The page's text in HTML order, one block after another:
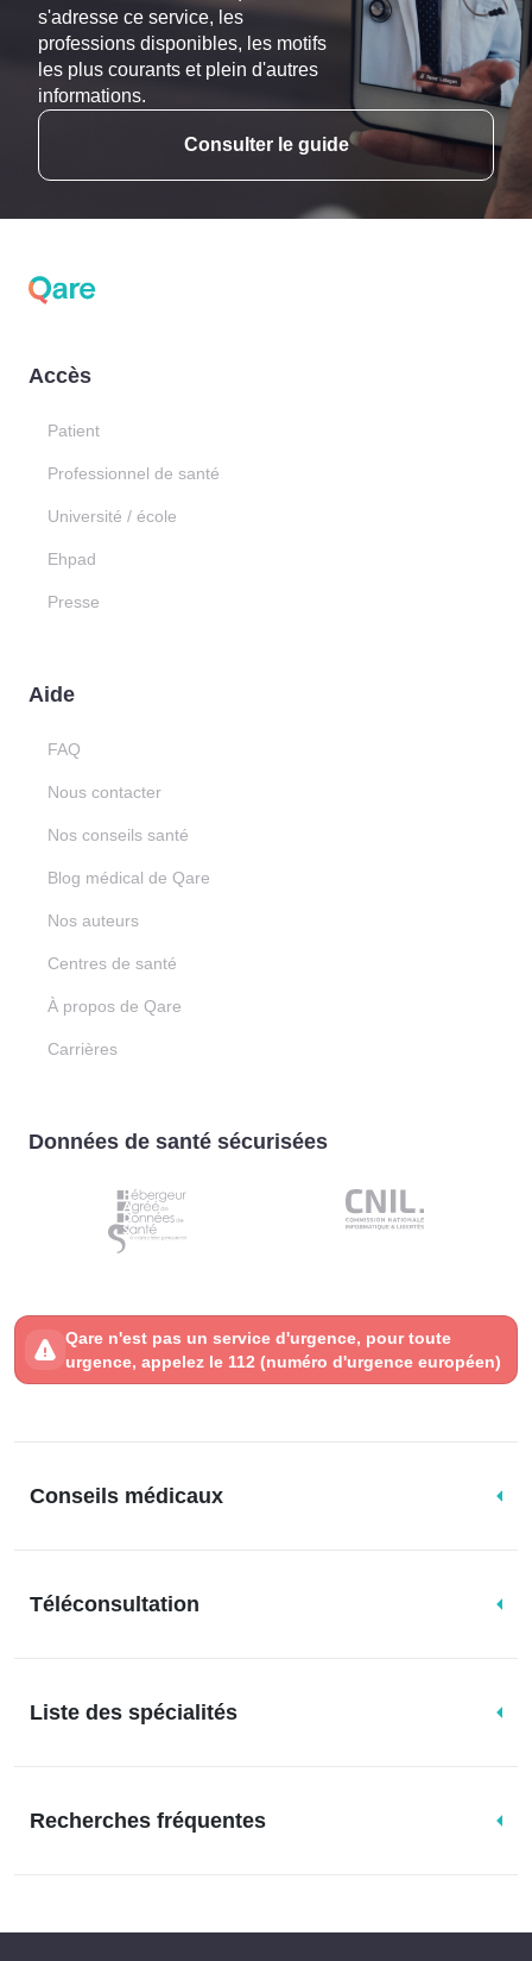
s'adresse ce service, les
professions disponibles, les motifs
les plus courants et plein d'autres
informations.
Consulter le guide
Accès
Patient
Professionnel de santé
Université / école
Ehpad
Presse
Aide
FAQ
Nous contacter
Nos conseils santé
Blog médical de Qare
Nos auteurs
Centres de santé
À propos de Qare
Carrières
Données de santé sécurisées
Qare n'est pas un service d'urgence, pour toute
urgence, appelez le 112 (numéro d'urgence européen)
Conseils médicaux
Téléconsultation
Liste des spécialités
Recherches fréquentes